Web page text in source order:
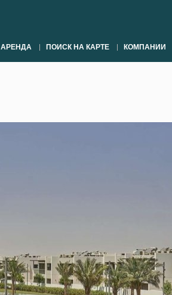
АРЕНДА ПОИСК НА КАРТЕ КОМПАНИИ